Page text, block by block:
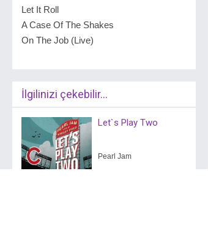
Let It Roll
A Case Of The Shakes
On The Job (Live)
İlgilinizi çekebilir...
Let`s Play Two
Pearl Jam